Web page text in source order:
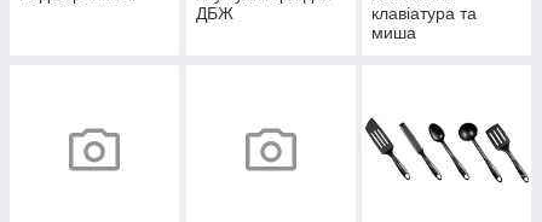
ДБЖ
клавіатура та
миша